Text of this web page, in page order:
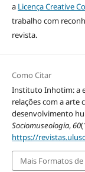
a Licença Creative
trabalho com
revista.
Como Citar
Instituto Inhotim: a
relações com a arte
desenvolvimento
Sociomuseologia,60
https://
Mais Formatos de